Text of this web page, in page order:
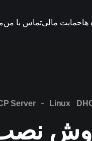
هاحمایت مالیتماس با من
Server - Linux